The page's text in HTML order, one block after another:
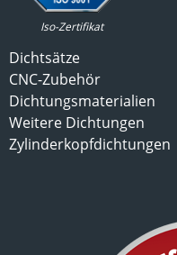
Iso-Zertifikat
Dichtsätze
CNC-Zubehör
Dichtungsmaterialien
Weitere Dichtungen
Zylinderkopfdichtungen